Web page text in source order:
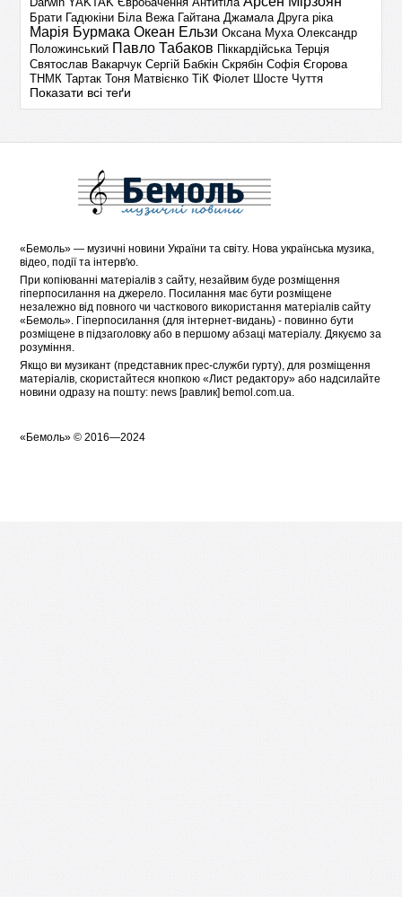
Брати Гадюкіни Біла Вежа Гайтана Джамала Друга ріка
Марія Бурмака Океан Ельзи Оксана Муха Олександр
Положинський Павло Табаков Піккардійська Терція
Святослав Вакарчук Сергій Бабкін Скрябін Софія Єгорова
ТНМК Тартак Тоня Матвієнко ТіК Фіолет Шосте Чуття
Показати всі теґи
«Бемоль» — музичні новини України та світу. Нова українська музика,
відео, події та інтерв'ю.
При копіюванні матеріалів з сайту, незайвим буде розміщення
гіперпосилання на джерело. Посилання має бути розміщене
незалежно від повного чи часткового використання матеріалів сайту
«Бемоль». Гіперпосилання (для інтернет-видань) - повинно бути
розміщене в підзаголовку або в першому абзаці матеріалу. Дякуємо за
розуміння.
Якщо ви музикант (представник прес-служби гурту), для розміщення
матеріалів, скористайтеся кнопкою «Лист редактору» або надсилайте
новини одразу на пошту: news [равлик] bemol.com.ua.
«Бемоль» © 2016—2024